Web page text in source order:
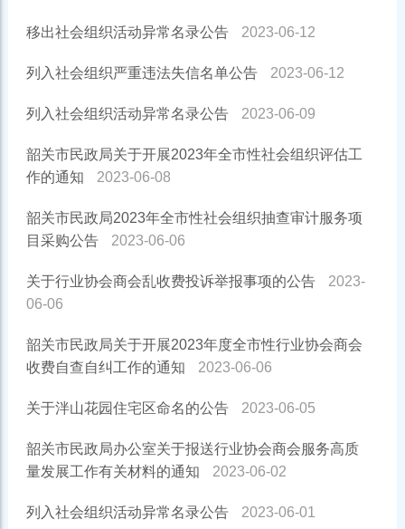
移出社会组织活动异常名录公告 2023-06-12
列入社会组织严重违法失信名单公告 2023-06-12
列入社会组织活动异常名录公告 2023-06-09
韶关市民政局关于开展2023年全市性社会组织评估工
作的通知
2023-06-08
韶关市民政局2023年全市性社会组织抽查审计服务项
目采购公告
2023-06-06
关于行业协会商会乱收费投诉举报事项的公告
2023-
06-06
韶关市民政局关于开展2023年度全市性行业协会商会
收费自查自纠工作的通知
2023-06-06
关于泮山花园住宅区命名的公告 2023-06-05
韶关市民政局办公室关于报送行业协会商会服务高质
量发展工作有关材料的通知
2023-06-02
列入社会组织活动异常名录公告 2023-06-01